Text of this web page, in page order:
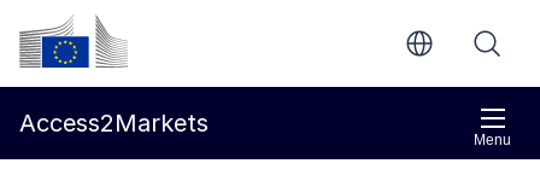
Gå til indholdet
Europa-Kommissionen
Menu
Access2Markets